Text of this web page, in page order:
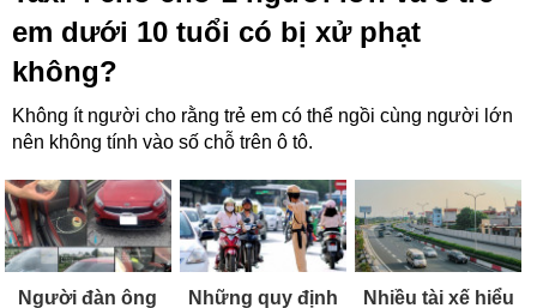
em dưới 10 tuổi có bị xử phạt
không?
Không ít người cho rằng trẻ em có thể ngồi cùng người lớn
nên không tính vào số chỗ trên ô tô.
Người đàn ông
Những quy định
Nhiều tài xế hiểu